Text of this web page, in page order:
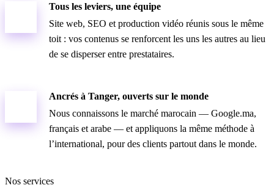
Tous les leviers, une équipe
Site web, SEO et production vidéo réunis sous le même
toit : vos contenus se renforcent les uns les autres au lieu
de se disperser entre prestataires.
Ancrés à Tanger, ouverts sur le monde
Nous connaissons le marché marocain — Google.ma,
français et arabe — et appliquons la même méthode à
l’international, pour des clients partout dans le monde.
Nos services